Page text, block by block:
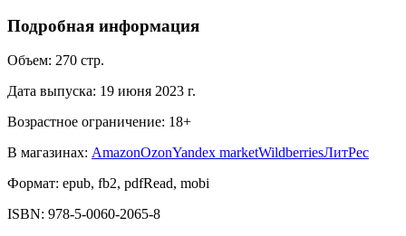
Подробная информация
Объем: 270 стр.
Дата выпуска: 19 июня 2023 г.
Возрастное ограничение: 18+
В магазинах: AmazonOzonYandex marketWildberriesЛитРес
Формат: epub, fb2, pdfRead, mobi
ISBN: 978-5-0060-2065-8